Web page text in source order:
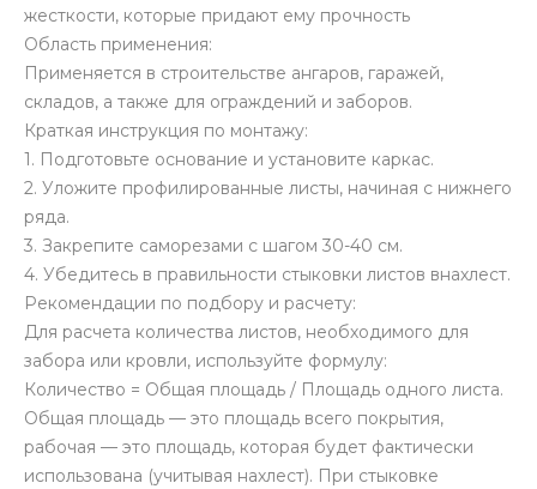
жесткости, которые придают ему прочность
Область применения:
Применяется в строительстве ангаров, гаражей,
складов, а также для ограждений и заборов.
Краткая инструкция по монтажу:
1. Подготовьте основание и установите каркас.
2. Уложите профилированные листы, начиная с нижнего
ряда.
3. Закрепите саморезами с шагом 30-40 см.
4. Убедитесь в правильности стыковки листов внахлест.
Рекомендации по подбору и расчету:
Для расчета количества листов, необходимого для
забора или кровли, используйте формулу:
Количество = Общая площадь / Площадь одного листа.
Общая площадь — это площадь всего покрытия,
рабочая — это площадь, которая будет фактически
использована (учитывая нахлест). При стыковке